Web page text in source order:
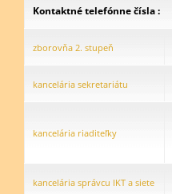
Kontaktné telefónne čísla :
zborovňa 2. stupeň
kancelária sekretariátu
kancelária riaditeľky
kancelária správcu IKT a siete